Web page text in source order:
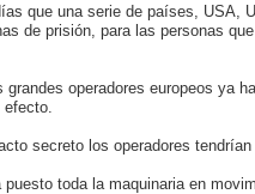
que una serie de países, USA,
de prisión, para las personas
operadores europeos ya
secreto los operadores
toda la maquinaria en